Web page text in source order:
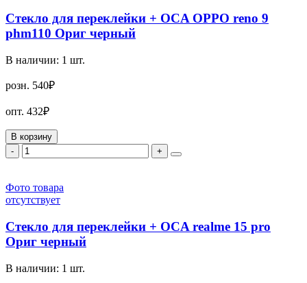
Стекло для переклейки + OCA OPPO reno 9
phm110 Ориг черный
В наличии: 1 шт.
розн. 540₽
опт. 432₽
В корзину
-
+
Фото товара
отсутствует
Стекло для переклейки + OCA realme 15 pro
Ориг черный
В наличии: 1 шт.